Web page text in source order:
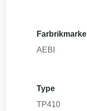
Farbrikmarke
AEBI
Type
TP410